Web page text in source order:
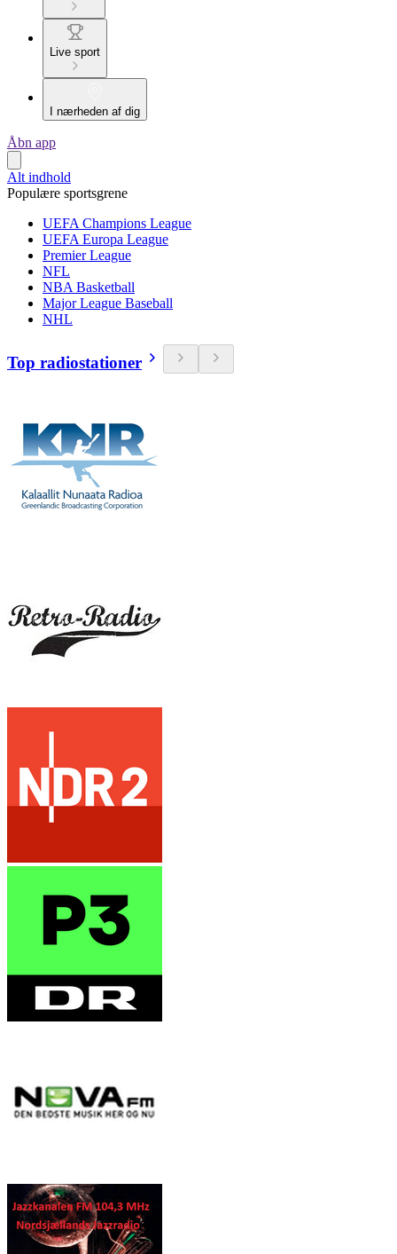
Live sport
I nærheden af dig
Åbn app
Alt indhold
Populære sportsgrene
UEFA Champions League
UEFA Europa League
Premier League
NFL
NBA Basketball
Major League Baseball
NHL
Top radiostationer